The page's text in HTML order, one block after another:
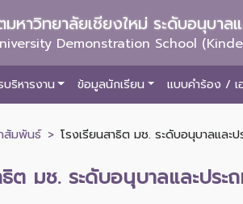
มหาวิทยาลัยเชียงใหม่ ระดับอนุบาล
Demonstration School
บริหารงาน ข้อมูลนักเรียน แบบคำร้อง / เ
สัมพันธ์ โรงเรียนสาธิต มช. ระดับอนุบาลแล
ธิต มช. ระดับอนุบาลและป